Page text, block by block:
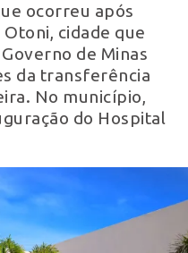
ocorreu após
cidade que
de Minas
da transferência
No município,
do Hospital